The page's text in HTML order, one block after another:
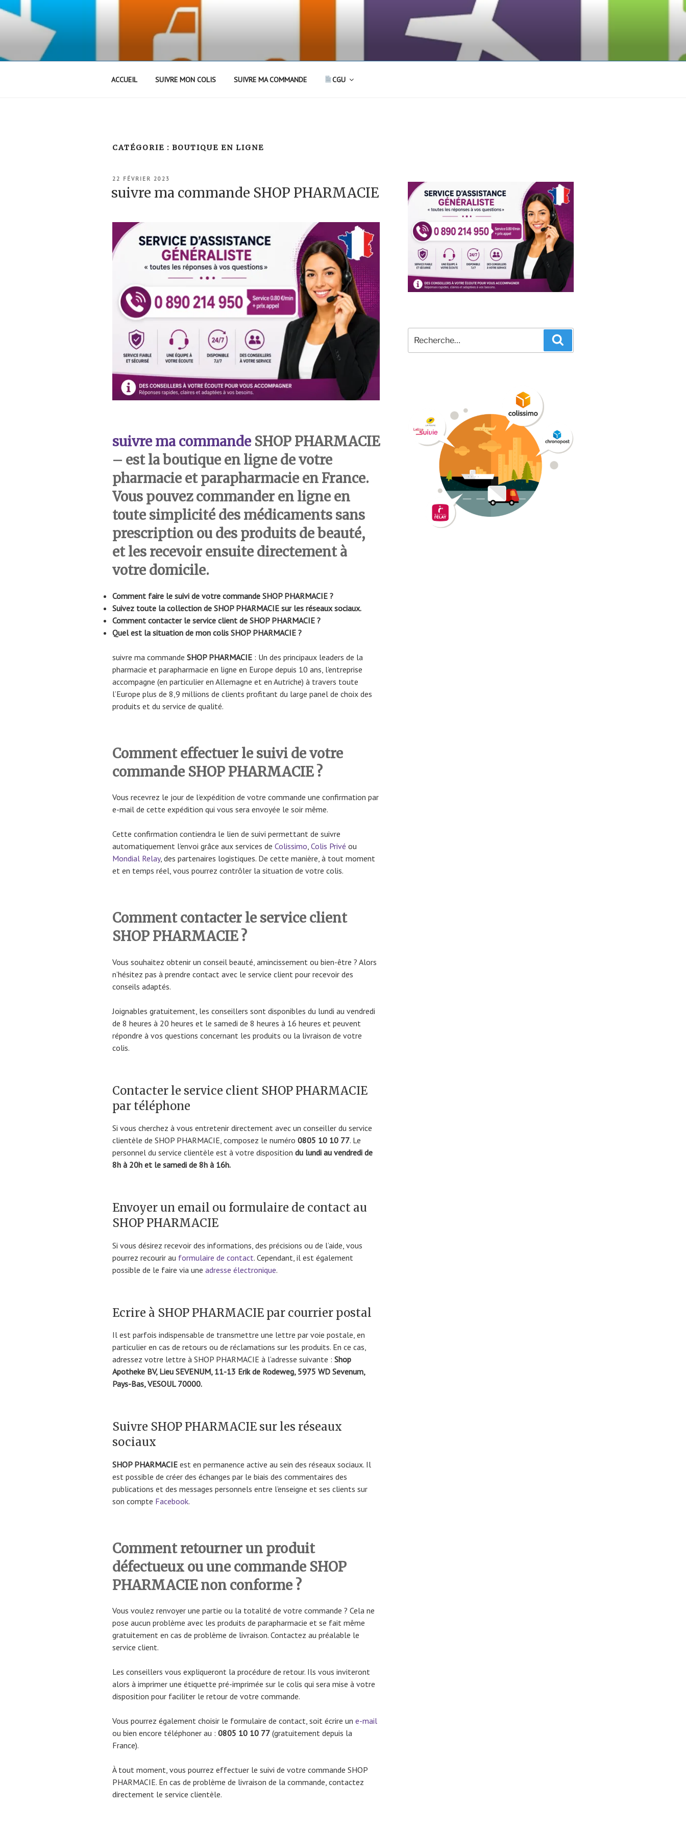
Aller
ACCUEIL SUIVRE MON COLIS SUIVRE MA COMMANDE CGU
CATÉGORIE : BOUTIQUE EN LIGNE
PUBLIÉ
22 FÉVRIER 2023
suivre ma commande SHOP PHARMACIE
suivre ma commande SHOP PHARMACIE
– est la boutique en ligne de votre
pharmacie et parapharmacie en France.
Vous pouvez commander en ligne en
toute simplicité des médicaments sans
prescription ou des produits de beauté,
et les recevoir ensuite directement à
votre domicile.
Comment faire le suivi de votre commande SHOP PHARMACIE ?
Suivez toute la collection de SHOP PHARMACIE sur les réseaux sociaux.
Comment contacter le service client de SHOP PHARMACIE ?
Quel est la situation de mon colis SHOP PHARMACIE ?
suivre ma commande SHOP PHARMACIE : Un des principaux leaders de la
pharmacie et parapharmacie en ligne en Europe depuis 10 ans, l’entreprise
accompagne (en particulier en Allemagne et en Autriche) à travers toute
l’Europe plus de 8,9 millions de clients profitant du large panel de choix des
produits et du service de qualité.
Comment effectuer le suivi de votre
commande SHOP PHARMACIE ?
Vous recevrez le jour de l’expédition de votre commande une confirmation par
e-mail de cette expédition qui vous sera envoyée le soir même.
Cette confirmation contiendra le lien de suivi permettant de suivre
automatiquement l’envoi grâce aux services de Colissimo, Colis Privé ou
Mondial Relay, des partenaires logistiques. De cette manière, à tout moment
et en temps réel, vous pourrez contrôler la situation de votre colis.
Comment contacter le service client
SHOP PHARMACIE ?
Vous souhaitez obtenir un conseil beauté, amincissement ou bien-être ? Alors
n’hésitez pas à prendre contact avec le service client pour recevoir des
conseils adaptés.
Joignables gratuitement, les conseillers sont disponibles du lundi au vendredi
de 8 heures à 20 heures et le samedi de 8 heures à 16 heures et peuvent
répondre à vos questions concernant les produits ou la livraison de votre
colis.
Contacter le service client SHOP PHARMACIE
par téléphone
Si vous cherchez à vous entretenir directement avec un conseiller du service
clientèle de SHOP PHARMACIE, composez le numéro 0805 10 10 77. Le
personnel du service clientèle est à votre disposition du lundi au vendredi de
8h à 20h et le samedi de 8h à 16h.
Envoyer un email ou formulaire de contact au
SHOP PHARMACIE
Si vous désirez recevoir des informations, des précisions ou de l’aide, vous
pourrez recourir au formulaire de contact. Cependant, il est également
possible de le faire via une adresse électronique.
Ecrire à SHOP PHARMACIE par courrier postal
Il est parfois indispensable de transmettre une lettre par voie postale, en
particulier en cas de retours ou de réclamations sur les produits. En ce cas,
adressez votre lettre à SHOP PHARMACIE à l’adresse suivante : Shop
Apotheke BV, Lieu SEVENUM, 11-13 Erik de Rodeweg, 5975 WD Sevenum,
Pays-Bas, VESOUL 70000.
Suivre SHOP PHARMACIE sur les réseaux
sociaux
SHOP PHARMACIE est en permanence active au sein des réseaux sociaux. Il
est possible de créer des échanges par le biais des commentaires des
publications et des messages personnels entre l’enseigne et ses clients sur
son compte Facebook.
Comment retourner un produit
défectueux ou une commande SHOP
PHARMACIE non conforme ?
Vous voulez renvoyer une partie ou la totalité de votre commande ? Cela ne
pose aucun problème avec les produits de parapharmacie et se fait même
gratuitement en cas de problème de livraison. Contactez au préalable le
service client.
Les conseillers vous expliqueront la procédure de retour. Ils vous inviteront
alors à imprimer une étiquette pré-imprimée sur le colis qui sera mise à votre
disposition pour faciliter le retour de votre commande.
Vous pourrez également choisir le formulaire de contact, soit écrire un e-mail
ou bien encore téléphoner au : 0805 10 10 77 (gratuitement depuis la
France).
À tout moment, vous pourrez effectuer le suivi de votre commande SHOP
PHARMACIE. En cas de problème de livraison de la commande, contactez
directement le service clientèle.
pour